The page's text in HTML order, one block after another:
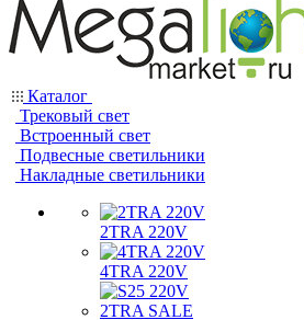
Каталог
Трековый свет
Встроенный свет
Подвесные светильники
Накладные светильники
2TRA 220V
4TRA 220V